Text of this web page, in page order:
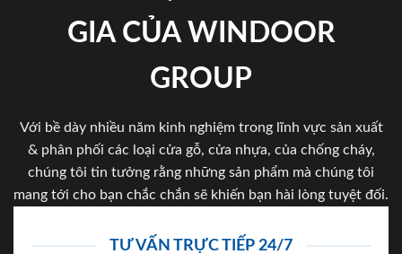
GIA CỦA WINDOOR
GROUP
Với bề dày nhiều năm kinh nghiệm trong lĩnh vực sản xuất
& phân phối các loại cửa gỗ, cửa nhựa, của chống cháy,
chúng tôi tin tưởng rằng những sản phẩm mà chúng tôi
mang tới cho bạn chắc chắn sẽ khiến bạn hài lòng tuyệt đối.
TƯ VẤN TRỰC TIẾP 24/7